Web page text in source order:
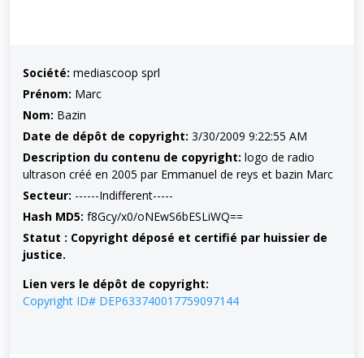
Société: mediascoop sprl
Prénom: Marc
Nom: Bazin
Date de dépôt de copyright: 3/30/2009 9:22:55 AM
Description du contenu de copyright: logo de radio
ultrason créé en 2005 par Emmanuel de reys et bazin Marc
Secteur: ------Indifferent-----
Hash MD5: f8Gcy/x0/oNEwS6bESLiWQ==
Statut : Copyright déposé et certifié par huissier de
justice.
Lien vers le dépôt de copyright:
Copyright ID# DEP633740017759097144